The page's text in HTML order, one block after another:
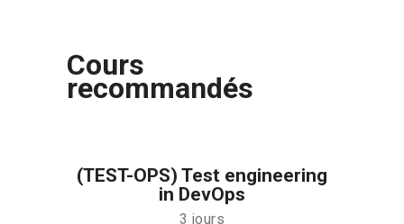
Cours
recommandés
(TEST-OPS) Test engineering
in DevOps
3 jours